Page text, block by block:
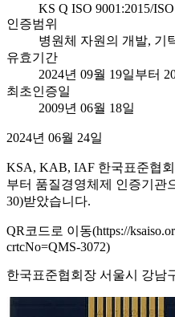
KS Q ISO 9001:2015/
인증범위
병원체 자원의 개발, 기
유효기간
2024년 09월 19일부터
최초인증일
2009년 06월 18일
2024년 06월 24일
KSA, KAB, IAF 한국표준협
부터 품질경영체제 인증기관
30)받았습니다.
QR코드로 이동(https://
crtcNo=QMS-3072)
한국표준협회장 서울시 강남